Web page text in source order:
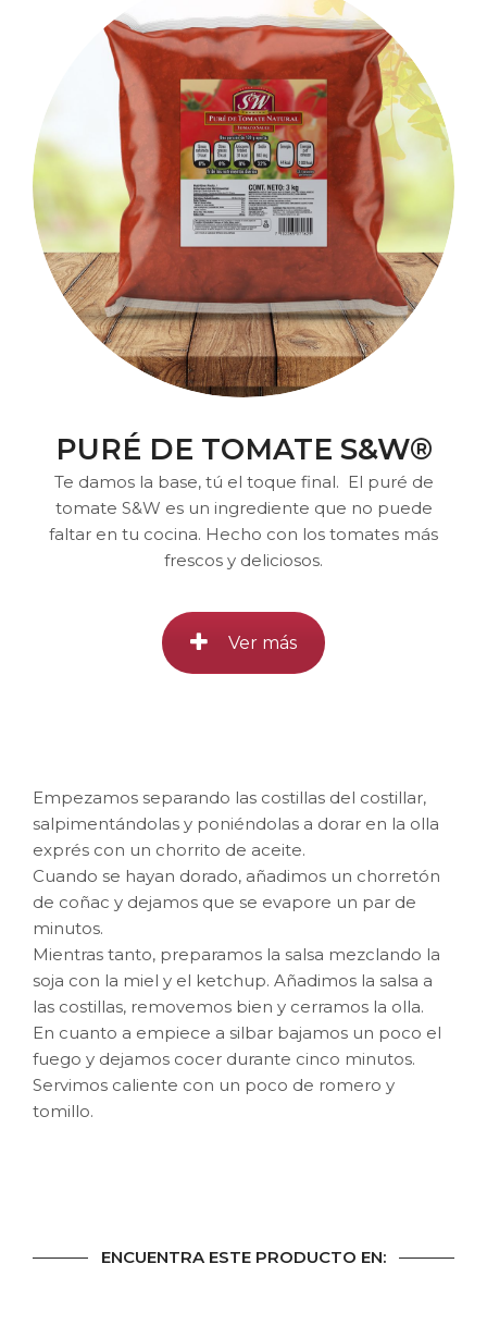
PURÉ DE TOMATE S&W®
Te damos la base, tú el toque final. El puré de
tomate S&W es un ingrediente que no puede
faltar en tu cocina. Hecho con los tomates más
frescos y deliciosos.
Ver más
Empezamos separando las costillas del costillar,
salpimentándolas y poniéndolas a dorar en la olla
exprés con un chorrito de aceite.
Cuando se hayan dorado, añadimos un chorretón
de coñac y dejamos que se evapore un par de
minutos.
Mientras tanto, preparamos la salsa mezclando la
soja con la miel y el ketchup. Añadimos la salsa a
las costillas, removemos bien y cerramos la olla.
En cuanto a empiece a silbar bajamos un poco el
fuego y dejamos cocer durante cinco minutos.
Servimos caliente con un poco de romero y
tomillo.
ENCUENTRA ESTE PRODUCTO EN: